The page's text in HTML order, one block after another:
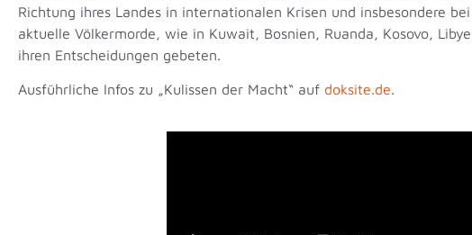
Richtung ihres Landes in internationalen Krisen und insbesondere
aktuelle Völkermorde, wie in Kuwait, Bosnien, Ruanda, Kosovo,
ihren Entscheidungen gebeten.
Ausführliche Infos zu „Kulissen der Macht“ auf doksite.de.